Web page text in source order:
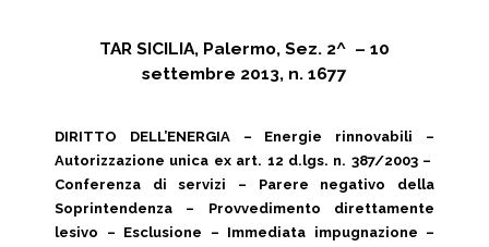
TAR SICILIA, Palermo, Sez. 2^ – 10
settembre 2013, n. 1677
DIRITTO DELL’ENERGIA – Energie rinnovabili –
Autorizzazione unica ex art. 12 d.lgs. n. 387/2003 –
Conferenza di servizi – Parere negativo della
Soprintendenza – Provvedimento direttamente
lesivo – Esclusione – Immediata impugnazione –